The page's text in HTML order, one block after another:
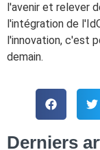
l'avenir et relever
l'intégration de
l'innovation, c'est
demain.
Derniers